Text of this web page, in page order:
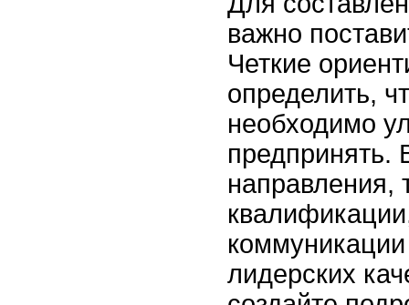
важно
Четкие
определить,
необходимо
предпринять.
направления,
лидерских